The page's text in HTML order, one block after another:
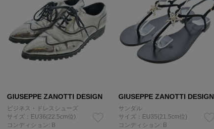
GIUSEPPE ZANOTTI DESIGN
ビジネス・ドレスシューズ
サイズ：EU36(22.5cm位)
コンディション: B
GIUSEPPE ZANOTTI DESIGN
サンダル
サイズ：EU35(21.5cm位)
コンディション: B